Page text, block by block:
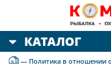
КАТАЛОГ
— Политика в отношении